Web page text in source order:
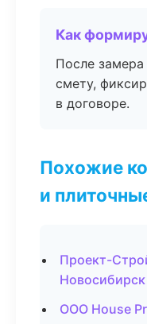
Как
После
смету,
в договоре.
Похожие
и
Проект-
Новосибирск
ООО House